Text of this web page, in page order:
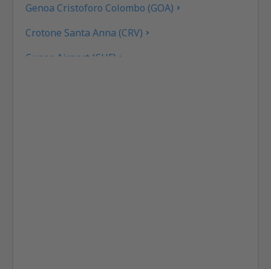
Genoa Cristoforo Colombo (GOA)
Crotone Santa Anna (CRV)
Cuneo Airport (CUF)